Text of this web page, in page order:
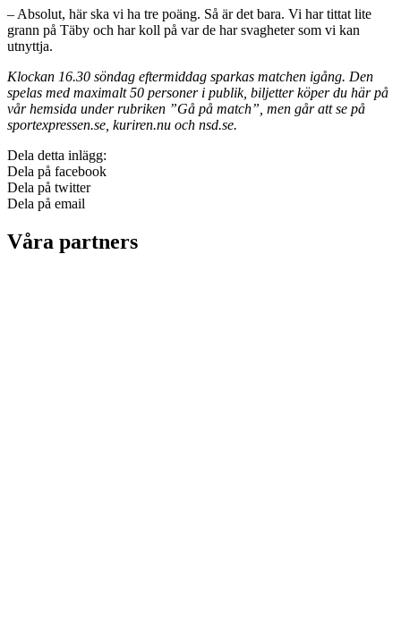
– Absolut, här ska vi ha tre poäng. Så är det bara. Vi har tittat lite
grann på Täby och har koll på var de har svagheter som vi kan
utnyttja.
Klockan 16.30 söndag eftermiddag sparkas matchen igång. Den
spelas med maximalt 50 personer i publik, biljetter köper du här på
vår hemsida under rubriken ”Gå på match”, men går att se på
sportexpressen.se, kuriren.nu och nsd.se.
Dela detta inlägg:
Dela på facebook
Dela på twitter
Dela på email
Våra partners